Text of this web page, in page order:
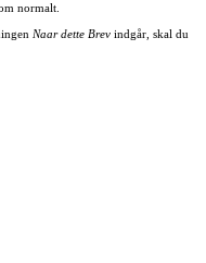
normalt.
Naar dette Brevindgår, skal du